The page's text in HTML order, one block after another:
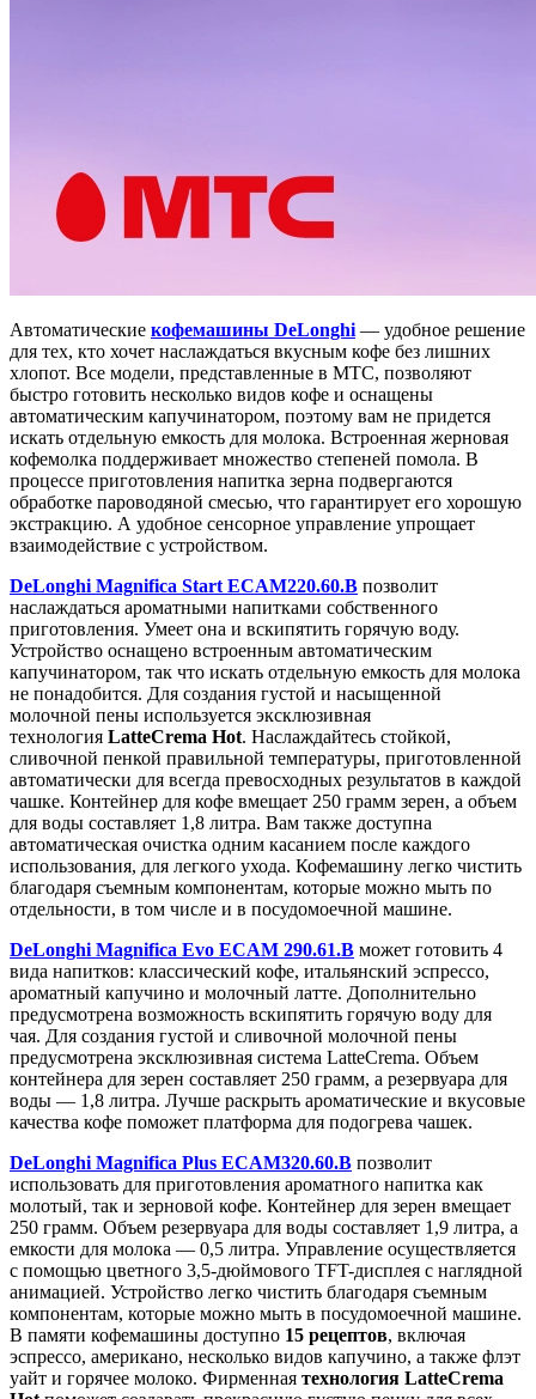
Автоматические кофемашины DeLonghi — удобное решение
для тех, кто хочет наслаждаться вкусным кофе без лишних
хлопот. Все модели, представленные в МТС, позволяют
быстро готовить несколько видов кофе и оснащены
автоматическим капучинатором, поэтому вам не придется
искать отдельную емкость для молока. Встроенная жерновая
кофемолка поддерживает множество степеней помола. В
процессе приготовления напитка зерна подвергаются
обработке пароводяной смесью, что гарантирует его хорошую
экстракцию. А удобное сенсорное управление упрощает
взаимодействие с устройством.
DeLonghi Magnifica Start ECAM220.60.B позволит
наслаждаться ароматными напитками собственного
приготовления. Умеет она и вскипятить горячую воду.
Устройство оснащено встроенным автоматическим
капучинатором, так что искать отдельную емкость для молока
не понадобится. Для создания густой и насыщенной
молочной пены используется эксклюзивная
технология LatteCrema Hot. Наслаждайтесь стойкой,
сливочной пенкой правильной температуры, приготовленной
автоматически для всегда превосходных результатов в каждой
чашке. Контейнер для кофе вмещает 250 грамм зерен, а объем
для воды составляет 1,8 литра. Вам также доступна
автоматическая очистка одним касанием после каждого
использования, для легкого ухода. Кофемашину легко чистить
благодаря съемным компонентам, которые можно мыть по
отдельности, в том числе и в посудомоечной машине.
DeLonghi Magnifica Evo ECAM 290.61.B может готовить 4
вида напитков: классический кофе, итальянский эспрессо,
ароматный капучино и молочный латте. Дополнительно
предусмотрена возможность вскипятить горячую воду для
чая. Для создания густой и сливочной молочной пены
предусмотрена эксклюзивная система LatteCrema. Объем
контейнера для зерен составляет 250 грамм, а резервуара для
воды — 1,8 литра. Лучше раскрыть ароматические и вкусовые
качества кофе поможет платформа для подогрева чашек.
DeLonghi Magnifica Plus ECAM320.60.B позволит
использовать для приготовления ароматного напитка как
молотый, так и зерновой кофе. Контейнер для зерен вмещает
250 грамм. Объем резервуара для воды составляет 1,9 литра, а
емкости для молока — 0,5 литра. Управление осуществляется
с помощью цветного 3,5-дюймового TFT-дисплея с наглядной
анимацией. Устройство легко чистить благодаря съемным
компонентам, которые можно мыть в посудомоечной машине.
В памяти кофемашины доступно 15 рецептов, включая
эспрессо, американо, несколько видов капучино, а также флэт
уайт и горячее молоко. Фирменная технология LatteCrema